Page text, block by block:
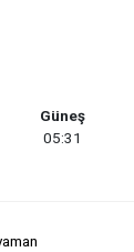
Güneş
05:31